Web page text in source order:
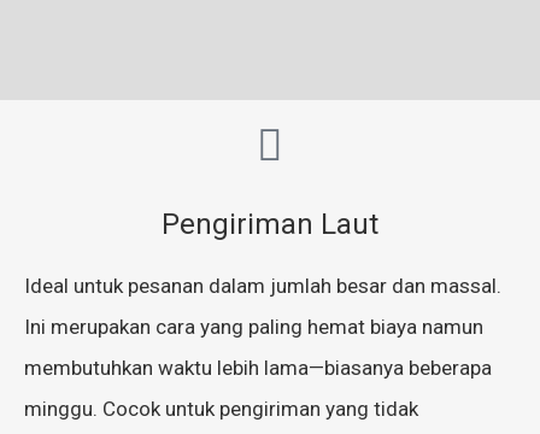
Pengiriman Laut
Ideal untuk pesanan dalam jumlah besar dan massal.
Ini merupakan cara yang paling hemat biaya namun
membutuhkan waktu lebih lama—biasanya beberapa
minggu. Cocok untuk pengiriman yang tidak